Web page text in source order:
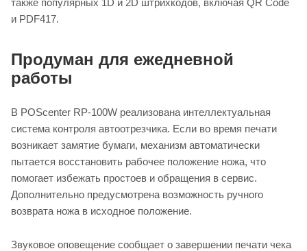
также популярных 1D и 2D штрихкодов, включая QR Code
и PDF417.
Продуман для ежедневной
работы
В POScenter RP-100W реализована интеллектуальная
система контроля автоотрезчика. Если во время печати
возникает замятие бумаги, механизм автоматически
пытается восстановить рабочее положение ножа, что
помогает избежать простоев и обращения в сервис.
Дополнительно предусмотрена возможность ручного
возврата ножа в исходное положение.
Звуковое оповещение сообщает о завершении печати чека